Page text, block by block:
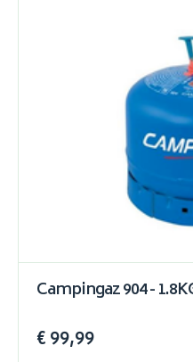
Campingaz 904 -
€ 99,99